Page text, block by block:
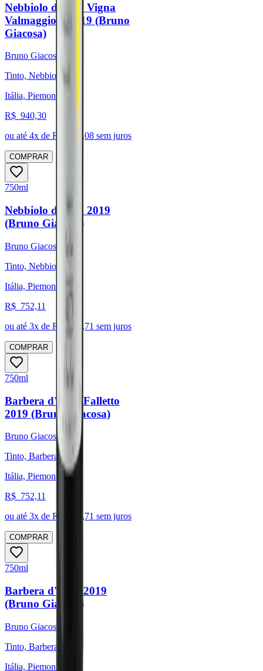
Nebbiolo d'Alba Vigna
Valmaggiore 2019 (Bruno
Giacosa)
Bruno Giacosa
Tinto, Nebbiolo
Itália, Piemonte
R$ 940,30
ou até 4x de R$ 235,08 sem juros
COMPRAR
750ml
Nebbiolo d'Alba 2019
(Bruno Giacosa)
Bruno Giacosa
Tinto, Nebbiolo
Itália, Piemonte
R$ 752,11
ou até 3x de R$ 250,71 sem juros
COMPRAR
750ml
Barbera d'Alba Falletto
2019 (Bruno Giacosa)
Bruno Giacosa
Tinto, Barbera
Itália, Piemonte
R$ 752,11
ou até 3x de R$ 250,71 sem juros
COMPRAR
750ml
Barbera d'Alba 2019
(Bruno Giacosa)
Bruno Giacosa
Tinto, Barbera
Itália, Piemonte